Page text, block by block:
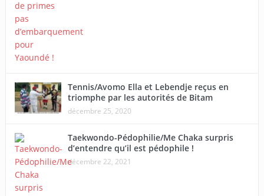
Tennis/Avomo Ella et Lebendje reçus en
triomphe par les autorités de Bitam
décembre 25, 2020
Taekwondo-Pédophilie/Me Chaka surpris
d’entendre qu’il est pédophile !
décembre 22, 2021